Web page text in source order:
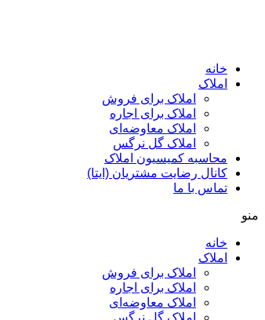
خانه
املاک
املاک برای فروش
املاک برای اجاره
املاک معاوضه‌ای
املاک گل نرگس
محاسبه کمیسیون املاک
کانال رضایت مشتریان (ایتا)
تماس با ما
منو
خانه
املاک
املاک برای فروش
املاک برای اجاره
املاک معاوضه‌ای
املاک گل نرگس